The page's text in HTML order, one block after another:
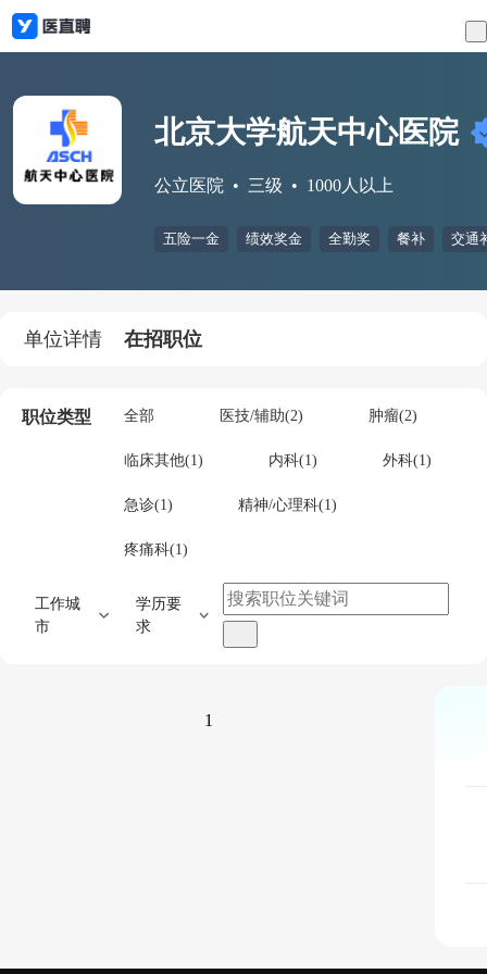
北京大学航天中心医院
公立医院 三级 1000人以上
五险一金 绩效奖金 全勤奖 餐补 交通
单位详情 在招职位
职位类型 全部 医技/辅助(2) 肿瘤(2)
临床其他(1) 内科(1) 外科(1)
急诊(1) 精神/心理科(1)
疼痛科(1)
工作城
市
学历要
求
1